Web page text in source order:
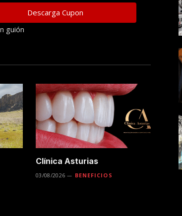
guión
Clínica Asturias
03/08/2026 BENEFICIOS